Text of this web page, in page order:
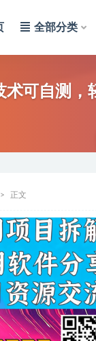
全部分类
可自测，
正文